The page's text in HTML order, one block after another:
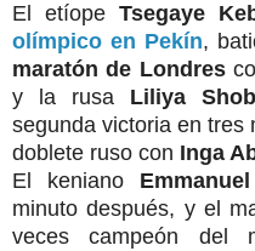
El etíope Tsegaye
olímpico en Pekín,
maratón de Londres
y la rusa Liliya
segunda victoria en tres
doblete ruso con Inga
El keniano
minuto después, y el
veces campeón del